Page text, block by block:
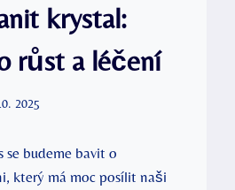
krystal:
růst a léčení
2025
budeme bavit o
který má moc posílit naši